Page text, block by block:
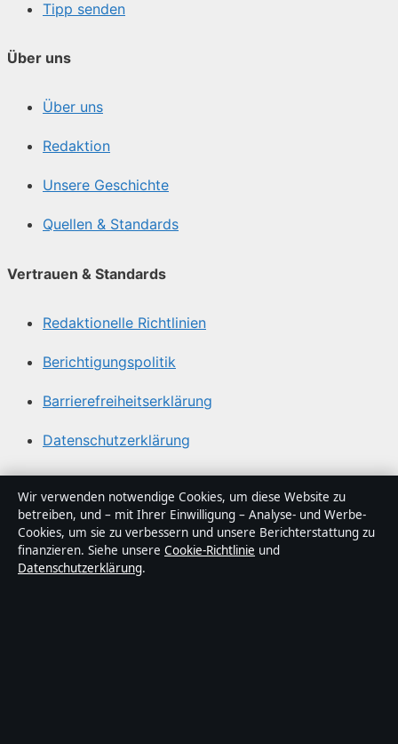
Tipp senden
Über uns
Über uns
Redaktion
Unsere Geschichte
Quellen & Standards
Vertrauen & Standards
Redaktionelle Richtlinien
Berichtigungspolitik
Barrierefreiheitserklärung
Datenschutzerklärung
Über Politikstudio in Kürze
Politikstudio ist ein unabhängiger digitaler
Nachrichtenanbieter mit Fokus auf Politik, Wirtschaft,
Technik und Gesellschaft in Deutschland. Jeder Artikel
Wir verwenden notwendige Cookies, um diese Website zu
betreiben, und – mit Ihrer Einwilligung – Analyse- und Werbe-
Cookies, um sie zu verbessern und unsere Berichterstattung zu
finanzieren. Siehe unsere Cookie-Richtlinie und
Datenschutzerklärung.